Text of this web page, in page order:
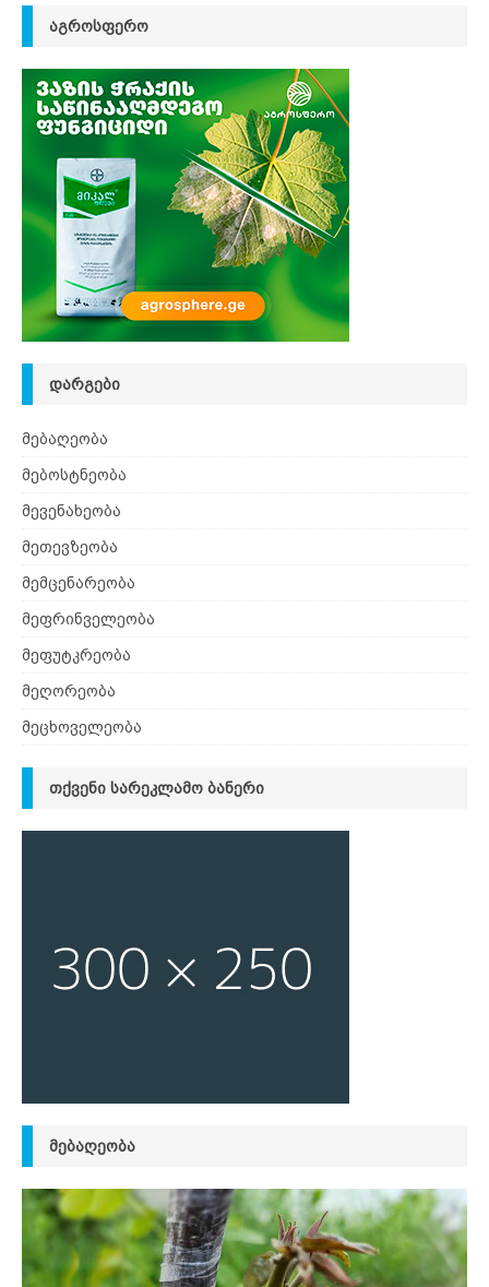
ᲐᲒᲠᲝᲡᲤᲔᲠᲝ
ᲓᲐᲠᲒᲔᲑᲘ
მებაღეობა
მებოსტნეობა
მევენახეობა
მეთევზეობა
მემცენარეობა
მეფრინველეობა
მეფუტკრეობა
მეღორეობა
მეცხოველეობა
ᲗᲥᲕᲔᲜᲘ ᲡᲐᲠᲔᲙᲚᲐᲛᲝ ᲑᲐᲜᲔᲠᲘ
ᲛᲔᲑᲐᲦᲔᲝᲑᲐ